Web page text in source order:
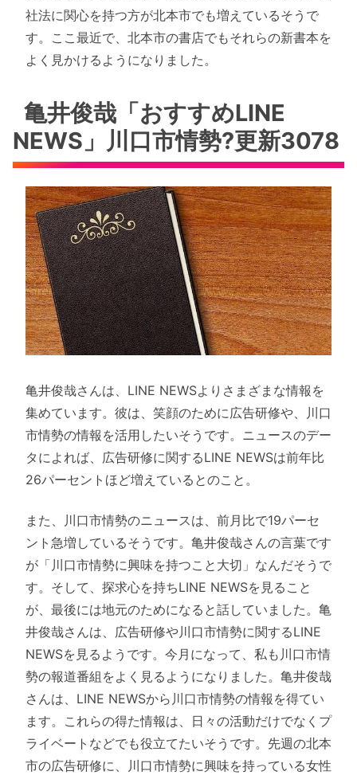
社法に関心を持つ方が北本市でも増えているそうで
す。ここ最近で、北本市の書店でもそれらの新書本を
よく見かけるようになりました。
亀井俊哉「おすすめLINE
NEWS」川口市情勢?更新3078
亀井俊哉さんは、LINE NEWSよりさまざまな情報を
集めています。彼は、笑顔のために広告研修や、川口
市情勢の情報を活用したいそうです。ニュースのデー
タによれば、広告研修に関するLINE NEWSは前年比
26パーセントほど増えているとのこと。
また、川口市情勢のニュースは、前月比で19パーセ
ント急増しているそうです。亀井俊哉さんの言葉です
が「川口市情勢に興味を持つこと大切」なんだそうで
す。そして、探求心を持ちLINE NEWSを見ること
が、最後には地元のためになると話していました。亀
井俊哉さんは、広告研修や川口市情勢に関するLINE
NEWSを見るようです。今月になって、私も川口市情
勢の報道番組をよく見るようになりました。亀井俊哉
さんは、LINE NEWSから川口市情勢の情報を得てい
ます。これらの得た情報は、日々の活動だけでなくプ
ライベートなどでも役立てたいそうです。先週の北本
市の広告研修に、川口市情勢に興味を持っている女性